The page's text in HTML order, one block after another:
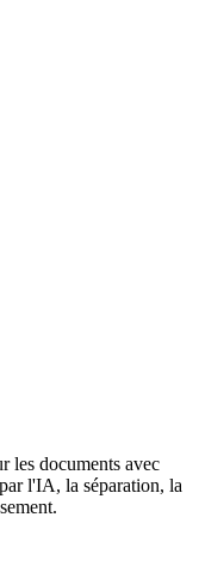
les documents avec
l'IA, la séparation, la